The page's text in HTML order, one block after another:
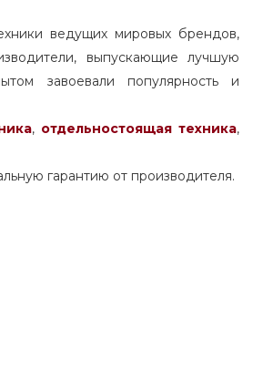
ведущих мировых брендов,
выпускающие лучшую
завоевали популярность и
, отдельностоящаятехника,
гарантию от производителя.